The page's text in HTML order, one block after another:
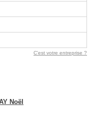
C'est votre entreprise ?
Noël